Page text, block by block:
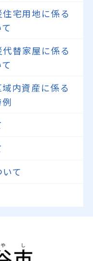
宅用地に係る
替家屋に係る
内資産に係る
て